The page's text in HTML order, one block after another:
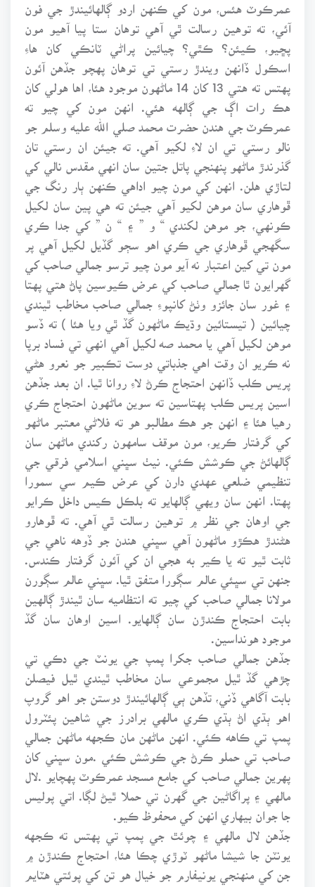
عمرڪوٽ هئس، مون کي ڪنهن اردو ڳالهائيندڙ جي فون
آئي، ته توهين رسالت ٿي آهي توهان ستا پيا آهيو مون
پڇيو، ڪيئن؟ ڪٿي؟ چيائين پراڻي ٽانڪي کان هاءِ
اسڪول ڏانهن ويندڙ رستي تي توهان پهچو جڏهن آئون
پهتس ته هتي 13 کان 14 ماڻهون موجود هئا، اها هولي کان
هڪ رات اڳ جي ڳالهه هئي. انهن مون کي چيو ته
عمرڪوٽ جي هندن حضرت محمد صلي الله عليه وسلم جو
نالو رستي تي ان لاءِ لکيو آهي. ته جيئن ان رستي تان
گذرندڙ ماڻهو پنهنجي پاتل جتين سان انهي مقدس نالي کي
لتاڙي هلن. انهن کي مون چيو اداهي ڪنهن ٻار رنگ جي
ڦوهاري سان موهن لکيو آهي جيئن ته هي پين سان لکيل
ڪونهي، جو موهن لکندي “ و ” ۽ “ ن ” کي جدا ڪري
سگهجي ڦوهاري جي ڪري اهو سڄو گڏيل لکيل آهي پر
مون تي کين اعتبار نه آيو مون چيو ترسو جمالي صاحب کي
گهرايون ٿا جمالي صاحب کي عرض ڪيوسين پاڻ هتي پهتا
۽ غور سان جائزو وٺڻ کانپوءِ جمالي صاحب مخاطب ٿيندي
چيائين ( تيستائين وڌيڪ ماڻهون گڏ ٿي ويا هئا ) ته ڏسو
موهن لکيل آهي يا محمد صه لکيل آهي انهي تي فساد برپا
نه ڪريو ان وقت اهي جذباتي دوست تڪبير جو نعرو هڻي
پريس ڪلب ڏانهن احتجاج ڪرڻ لاءِ روانا ٿيا. ان بعد جڏهن
اسين پريس ڪلب پهتاسين ته سوين ماڻهون احتجاج ڪري
رهيا هئا ۽ انهن جو هڪ مطالبو هو ته فلاڻي معتبر ماڻهو
کي گرفتار ڪريو، مون موقف سامهون رکندي ماڻهن سان
ڳالهائڻ جي ڪوشش ڪئي. نيٺ سڀني اسلامي فرقي جي
تنظيمي ضلعي عهدي دارن کي عرض ڪيم سي سمورا
پهتا. انهن سان ويهي ڳالهايو ته بلڪل ڪيس داخل ڪرايو
جي اوهان جي نظر ۾ توهين رسالت ٿي آهي. ته ڦوهارو
هڻندڙ هڪڙو ماڻهون آهي سڀني هندن جو ڏوهه ناهي جي
ثابت ٿيو ته يا ڪير به هجي ان کي آئون گرفتار ڪندس.
جنهن تي سڀئي عالم سڳورا متفق ٿيا. سڀني عالم سڳورن
مولانا جمالي صاحب کي چيو ته انتظاميه سان ٿيندڙ ڳالهين
بابت احتجاج ڪندڙن سان ڳالهايو. اسين اوهان سان گڏ
موجود هونداسين.
جڏهن جمالي صاحب جکرا پمپ جي يونٽ جي دڪي تي
چڙهي گڏ ٿيل مجموعي سان مخاطب ٿيندي ٿيل فيصلن
بابت آگاهي ڏني، تڏهن ٻي ڳالهائيندڙ دوستن جو اهو گروپ
اهو ٻڌي اڻ ٻڌي ڪري مالهي برادرز جي شاهين پئٽرول
پمپ تي ڪاهه ڪئي. انهن ماڻهن مان ڪجهه ماڻهن جمالي
صاحب تي حملو ڪرڻ جي ڪوشش ڪئي .مون سڀني کان
پهرين جمالي صاحب کي جامع مسجد عمرڪوٽ پهچايو .لال
مالهي ۽ پراگاڻين جي گهرن تي حملا ٿيڻ لڳا. اتي پوليس
جا جوان بيهاري انهن کي محفوظ ڪيو.
جڏهن لال مالهي ۽ چوئٿ جي پمپ تي پهتس ته ڪجهه
يونٽن جا شيشا ماڻهو ٽوڙي چڪا هئا، احتجاج ڪندڙن ۾
جن کي منهنجي يونيفارم جو خيال هو تن کي پوئتي هٽايم